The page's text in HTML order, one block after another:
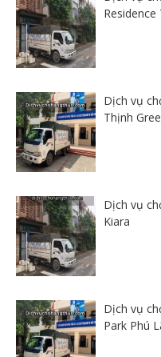
Residence
Dịch vụ
Thịnh
Dịch vụ
Kiara
Dịch vụ
Park Phú